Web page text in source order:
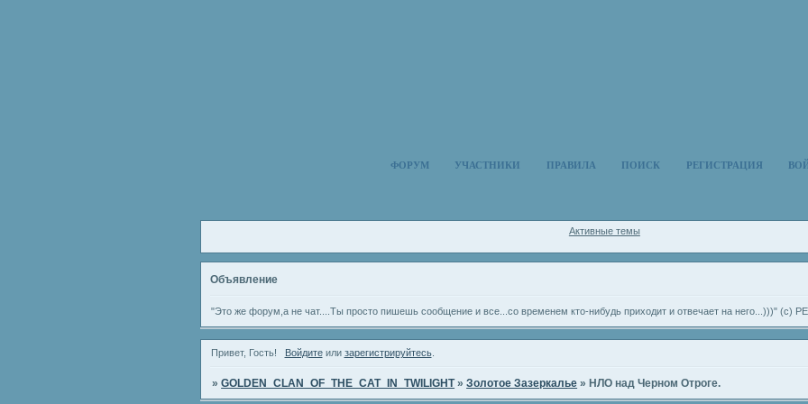
ФОРУМ УЧАСТНИКИ ПРАВИЛА ПОИСК РЕГИСТРАЦИЯ
Активные темы
Объявление
"Это же форум,а не чат....Ты просто пишешь сообщение и все...со временем кто-нибудь приходит и отвечает на него...)))"
Привет, Гость! Войдитеили зарегистрируйтесь.
»GOLDEN_CLAN_OF_THE_CAT_IN_TWILIGHT »Золотое Зазеркалье » НЛО над Черном Отроге.